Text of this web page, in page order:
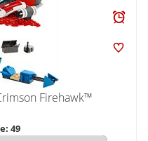
Firehawk™
49